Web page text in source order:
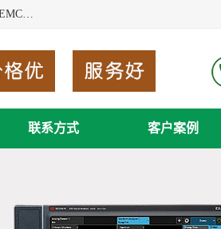
深圳市新胜科电子仪器科技有限公司主要经营：音频分析仪，网络分析仪，频谱测试仪，电子负载，电声测试仪，示波器，EMC电磁兼容测，调制分析仪，LCR测量仪，数字电桥，三相标准源，音频扫频仪，时钟检测仪，信号发生器，电子表，万用表，功率计，喇叭测试仪，综合测试仪等；深圳市新胜科电子仪器科技有限公司希望能与您成为合作伙伴
联系方式 客户案例